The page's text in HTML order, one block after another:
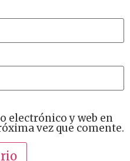
electrónico y web en
vez que comente.